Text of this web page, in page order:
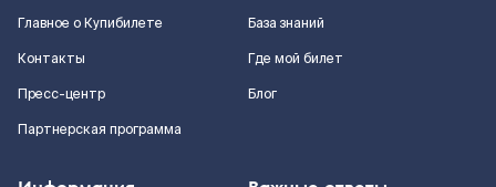
Главное о Купибилете
Контакты
Пресс-центр
Партнерская программа
База знаний
Где мой билет
Блог